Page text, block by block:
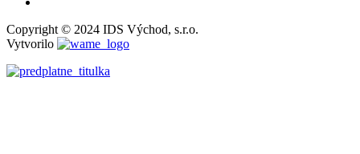
Copyright © 2024 IDS Východ, s.r.o.
Vytvorilo